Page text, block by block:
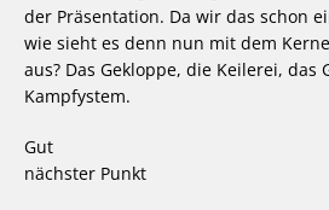
der Präsentation. Da wir das schon
wie sieht es denn nun mit dem
aus? Das Gekloppe, die Keilerei, das
Kampfystem.
Gut
nächster Punkt